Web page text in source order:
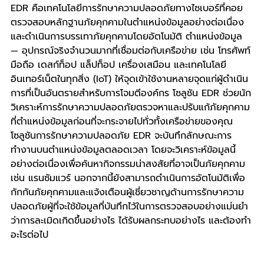
EDR คือเทคโนโลยีการรักษาความปลอดภัยทางไซเบอร์ที่คอย
ตรวจสอบหลักฐานภัยคุกคามในตำแหน่งข้อมูลอย่างต่อเนื่อง
และดําเนินการบรรเทาภัยคุกคามโดยอัตโนมัติ ตำแหน่งข้อมูล
— อุปกรณ์จริงจํานวนมากที่เชื่อมต่อกับเครือข่าย เช่น โทรศัพท์
มือถือ เดสก์ท็อป แล็ปท็อป เครื่องเสมือน และเทคโนโลยี
อินเทอร์เน็ตในทุกสิ่ง (IoT) ให้จุดเข้าใช้งานหลายจุดแก่ผู้ดําเนิน
การที่เป็นอันตรายสําหรับการโจมตีองค์กร โซลูชัน EDR ช่วยนัก
วิเคราะห์การรักษาความปลอดภัยตรวจหาและปรับแก้ภัยคุกคาม
ที่ตำแหน่งข้อมูลก่อนที่จะกระจายไปทั่วทั้งเครือข่ายของคุณ
โซลูชันการรักษาความปลอดภัย EDR จะบันทึกลักษณะการ
ทำงานบนตำแหน่งข้อมูลตลอดเวลา โดยจะวิเคราะห์ข้อมูลนี้
อย่างต่อเนื่องเพื่อค้นหากิจกรรมน่าสงสัยที่อาจเป็นภัยคุกคาม
เช่น แรนซัมแวร์ นอกจากนี้ยังสามารถดําเนินการอัตโนมัติเพื่อ
กักกันภัยคุกคามและแจ้งเตือนผู้เชี่ยวชาญด้านการรักษาความ
ปลอดภัยผู้ที่จะใช้ข้อมูลที่บันทึกไว้ในการตรวจสอบอย่างแม่นยํา
ว่าการละเมิดเกิดขึ้นอย่างไร ได้รับผลกระทบอย่างไร และต้องทํา
อะไรต่อไป